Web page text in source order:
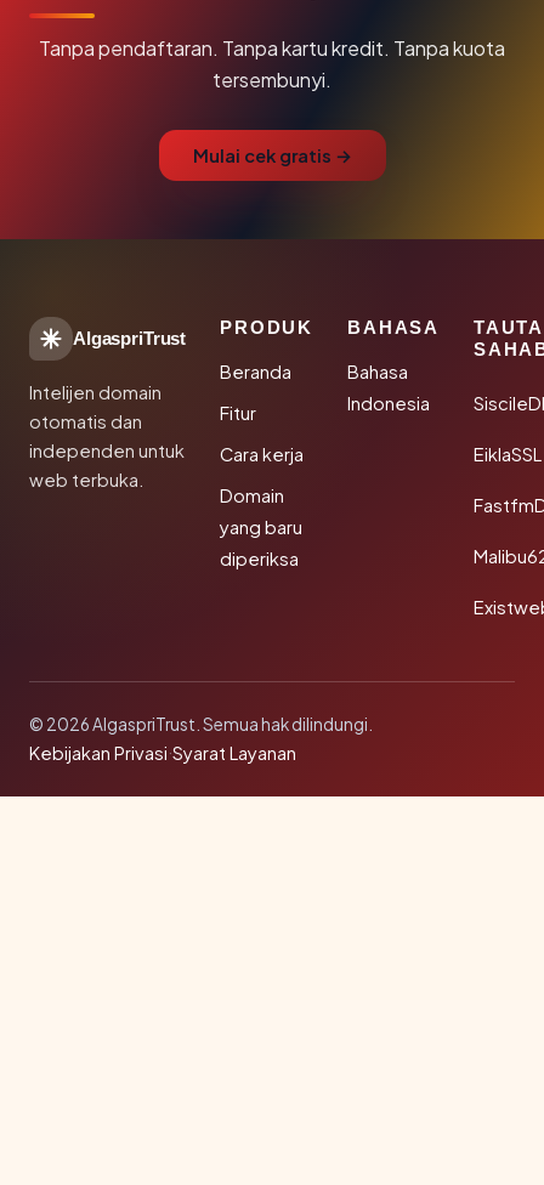
Tanpa pendaftaran. Tanpa kartu kredit. Tanpa kuota
tersembunyi.
Mulai cek gratis →
AlgaspriTrust
Intelijen domain
otomatis dan
independen untuk
web terbuka.
PRODUK
Beranda
Fitur
Cara kerja
Domain
yang baru
diperiksa
BAHASA
Bahasa
Indonesia
EiklaSSL
© 2026 AlgaspriTrust. Semua hak dilindungi.
Kebijakan Privasi·Syarat Layanan